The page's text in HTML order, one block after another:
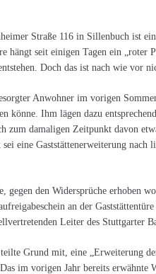
Straße 116 in Sillenbuch ist
hängt seit einigen Tagen ein „roter
Doch das ist nach wie vor
Anwohner im vorigen
könne. Ihm lägen dazu
damaligen Zeitpunkt davon
eine Gaststättenerweiterung nach
gegen den Widersprüche erhoben
an der
Leiter des Stuttgarter
Grund mit, eine „Erweiterung
im vorigen Jahr bereits erwähnte